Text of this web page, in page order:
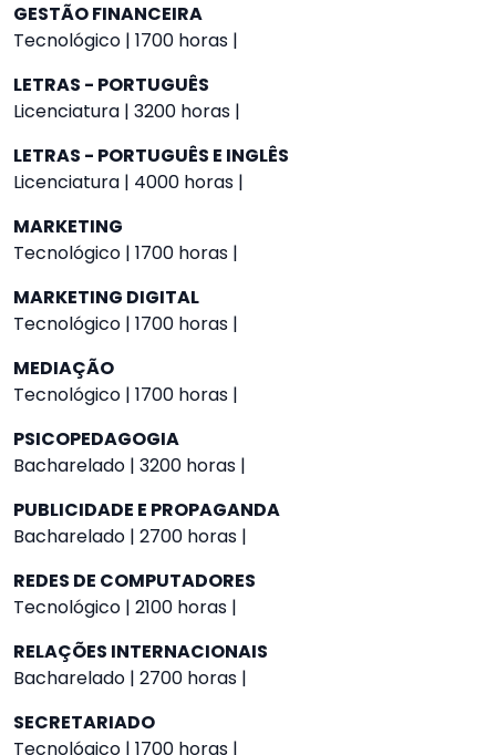
GESTÃO FINANCEIRA
Tecnológico | 1700 horas |
LETRAS - PORTUGUÊS
Licenciatura | 3200 horas |
LETRAS - PORTUGUÊS E INGLÊS
Licenciatura | 4000 horas |
MARKETING
Tecnológico | 1700 horas |
MARKETING DIGITAL
Tecnológico | 1700 horas |
MEDIAÇÃO
Tecnológico | 1700 horas |
PSICOPEDAGOGIA
Bacharelado | 3200 horas |
PUBLICIDADE E PROPAGANDA
Bacharelado | 2700 horas |
REDES DE COMPUTADORES
Tecnológico | 2100 horas |
RELAÇÕES INTERNACIONAIS
Bacharelado | 2700 horas |
SECRETARIADO
Tecnológico | 1700 horas |